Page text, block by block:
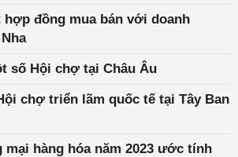
đồng mua bán với doanh
số Hội chợ tại Châu Âu
chợ triển lãm quốc tế tại Tây Ban
mại hàng hóa năm 2023 ước tính